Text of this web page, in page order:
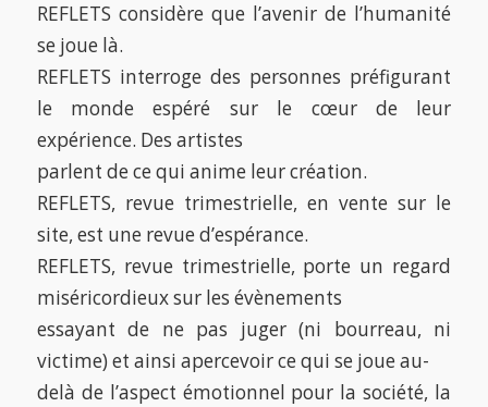
REFLETS considère que l’avenir de l’humanité
se joue là.
REFLETS interroge des personnes préfigurant
le monde espéré sur le cœur de leur
expérience. Des artistes
parlent de ce qui anime leur création.
REFLETS, revue trimestrielle, en vente sur le
site, est une revue d’espérance.
REFLETS, revue trimestrielle, porte un regard
miséricordieux sur les évènements
essayant de ne pas juger (ni bourreau, ni
victime) et ainsi apercevoir ce qui se joue au-
delà de l’aspect émotionnel pour la société, la